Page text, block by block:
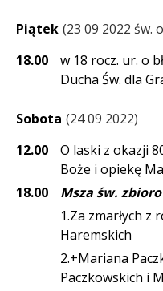
Piątek 23 09 2022 św.
18.00
w 18 rocz. ur. o
Ducha Św. dla
Sobota 24 09 2022
12.00
O laski z okazji
Boże i opiekę
18.00
Msza św.
1.Za zmarłych z
Haremskich
2.+Mariana
Paczkowskich i